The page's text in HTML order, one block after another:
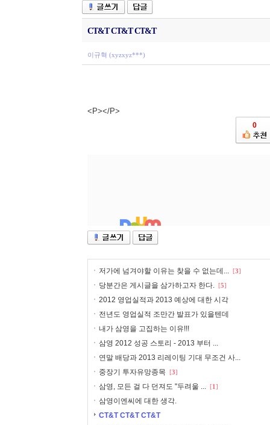
CT&T CT&T CT&T
이규혁 (xyzxyz***)
<P></P>
0
저가에 넘겨야할 이유는 찾을 수 없는데... [3]
당분간은 게시글을 삼가하고자 한다. [5]
2012 영업실적과 2013 예상에 대한 시각
전년도 영업실적 조만간 발표가 있을텐데
내가 삼영을 고집하는 이유!!!
삼영 2012 성공 스토리 - 2013 부터 ...
연말 배당과 2013 리레이팅 기대 무조건 사...
중장기 투자유망종목 [3]
삼영, 모든 걸 다 던져도 "두려울 ... [1]
삼영이엔씨에 대한 생각.
CT&T CT&T CT&T